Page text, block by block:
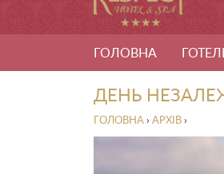
ГОЛОВНА
ДЕНЬ
ГОЛОВНА › АРХІВ ›